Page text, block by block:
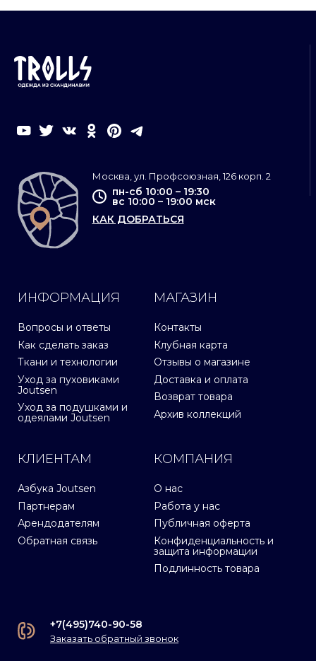
ИНФОРМАЦИЯ
Вопросы и ответы
Как сделать заказ
Ткани и технологии
Уход за пуховиками
Joutsen
Уход за подушками и
одеялами Joutsen
МАГАЗИН
Контакты
Клубная карта
Отзывы о магазине
Доставка и оплата
Возврат товара
Архив коллекций
КЛИЕНТАМ
Азбука Joutsen
Партнерам
Арендодателям
Обратная связь
КОМПАНИЯ
О нас
Работа у нас
Публичная оферта
Конфиденциальность и
защита информации
Подлинность товара
Москва, ул. Профсоюзная, 126 корп. 2
пн-сб 10:00 – 19:30
вс 10:00 – 19:00 мск
КАК ДОБРАТЬСЯ
+7(495)740-90-58
Заказать обратный звонок